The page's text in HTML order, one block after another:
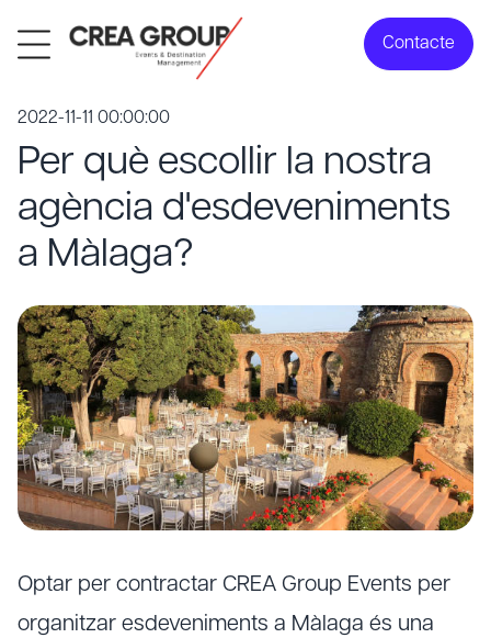
Contacte
2022-11-11 00:00:00
Per què escollir la nostra
agència d'esdeveniments
a Màlaga?
Optar per contractar CREA Group Events per
organitzar esdeveniments a Màlaga és una